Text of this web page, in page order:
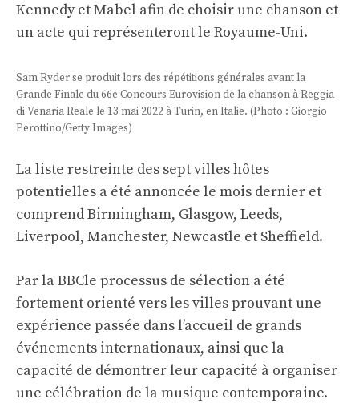
Kennedy et Mabel afin de choisir une chanson et
un acte qui représenteront le Royaume-Uni.
Sam Ryder se produit lors des répétitions générales avant la
Grande Finale du 66e Concours Eurovision de la chanson à Reggia
di Venaria Reale le 13 mai 2022 à Turin, en Italie. (Photo : Giorgio
Perottino/Getty Images)
La liste restreinte des sept villes hôtes
potentielles a été annoncée le mois dernier et
comprend Birmingham, Glasgow, Leeds,
Liverpool, Manchester, Newcastle et Sheffield.
Parla BBCle processus de sélection a été
fortement orienté vers les villes prouvant une
expérience passée dans l’accueil de grands
événements internationaux, ainsi que la
capacité de démontrer leur capacité à organiser
une célébration de la musique contemporaine.